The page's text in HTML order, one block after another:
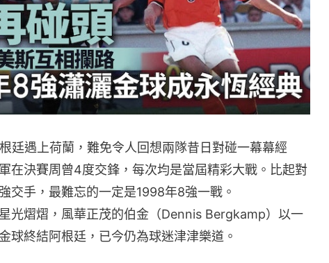
廷遇上荷蘭，難免令人回想兩隊昔日對碰一幕幕經
在決賽周曾4度交鋒，每次均是當屆精彩大戰。比起對
交手，最難忘的一定是1998年8強一戰。
光熠熠，風華正茂的伯金（Dennis Bergkamp）以一
球終結阿根廷，已今仍為球迷津津樂道。